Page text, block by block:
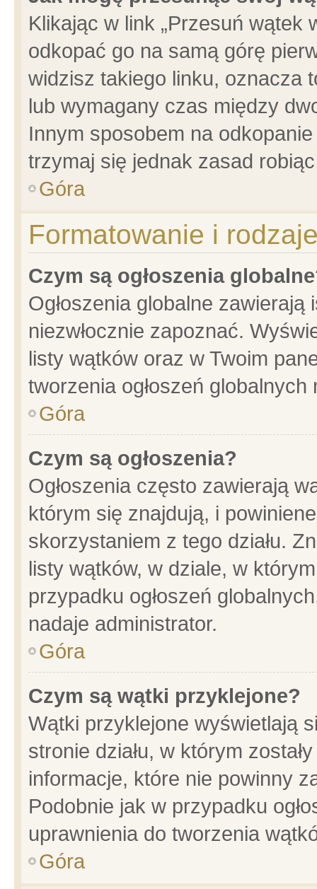
Klikając w link „Przesuń wątek
odkopać go na samą górę
widzisz takiego linku, oznacza
lub wymagany czas między
Innym sposobem na
trzymaj się jednak zasad
Góra
Formatowanie i
Czym są ogłoszenia
Ogłoszenia globalne
niezwłocznie zapoznać.
listy wątków oraz w Twoim
tworzenia ogłoszeń
Góra
Czym są ogłoszenia?
Ogłoszenia często zawierają
którym się znajdują, i
skorzystaniem z tego działu.
listy wątków, w dziale, w
przypadku ogłoszeń
nadaje administrator.
Góra
Czym są wątki przyklejone?
Wątki przyklejone wyświetlają
stronie działu, w którym
informacje, które nie powinny
Podobnie jak w przypadku
uprawnienia do tworzenia
Góra